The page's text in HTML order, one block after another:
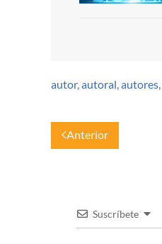
autor,autoral,autores,
Anterior
Suscríbete